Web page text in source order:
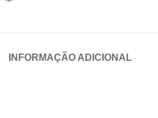
INFORMAÇÃO ADICIONAL